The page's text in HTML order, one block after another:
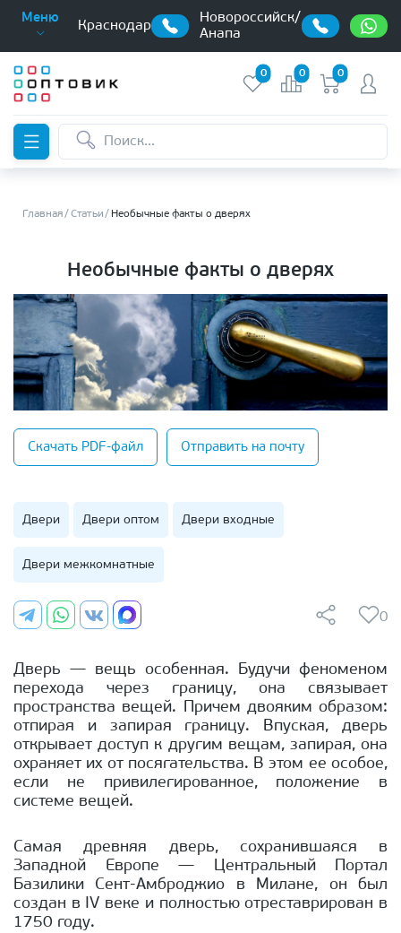
Меню
Краснодар
Новороссийск/
Анапа
0 0 0
Главная Статьи Необычные факты о дверях
Необычные факты о дверях
Скачать PDF-файл Отправить на почту
Двери Двери оптом Двери входные
Двери межкомнатные
0
Дверь — вещь особенная. Будучи феноменом
перехода через границу, она связывает
пространства вещей. Причем двояким образом:
отпирая и запирая границу. Впуская, дверь
открывает доступ к другим вещам, запирая, она
охраняет их от посягательства. В этом ее особое,
если не привилегированное, положение в
системе вещей.
Самая древняя дверь, сохранившаяся в
Западной Европе — Центральный Портал
Базилики Сент-Амброджио в Милане, он был
создан в IV веке и полностью отреставрирован в
1750 году.